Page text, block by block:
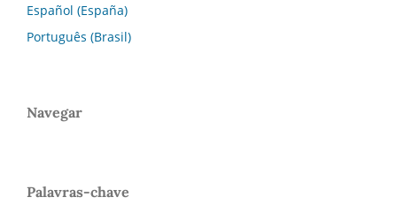
Español (España)
Português (Brasil)
Navegar
Palavras-chave